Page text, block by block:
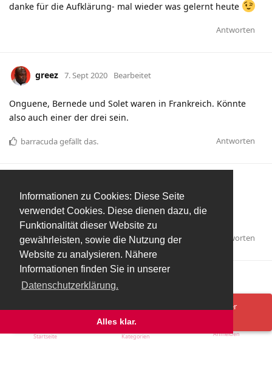
Informationen zu Cookies: Diese Seite
verwendet Cookies. Diese dienen dazu, die
Funktionalität dieser Website zu
gewährleisten, sowie die Nutzung der
Website zu analysieren. Nähere
Informationen finden Sie in unserer
Datenschutzerklärung.
Alles klar.
danke für die Aufklärung- mal wieder was gelernt heute
Antworten
greez 7. Sept 2020 Bearbeitet
Onguene, Bernede und Solet waren in Frankreich. Könnte
also auch einer der drei sein.
Antworten
barracudagefällt das.
Szobo wäre bitter in Hinblick auf Sonntag
Antworten
Mehr laden
Ups! Da ist was schief gelaufen. Bitte lade die Seite neu oder
Startseite Kategorien Anmelden